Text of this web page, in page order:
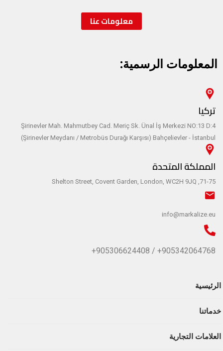
معلومات عنا
المعلومات الرسمية:
تركيا
Şirinevler Mah. Mahmutbey Cad. Meriç Sk. Ünal İş Merkezi NO:13 D:4
(Şirinevler Meydanı / Metrobüs Durağı Karşısı) Bahçelievler - İstanbul
المملكة المتحدة
71-75, Shelton Street, Covent Garden, London, WC2H 9JQ
info@markalize.eu
905342064768+ / 905306624408+
الرئيسية
خدماتنا
العلامات التجارية